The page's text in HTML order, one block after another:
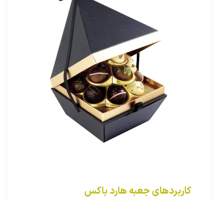
کاربردهای جعبه هارد باکس